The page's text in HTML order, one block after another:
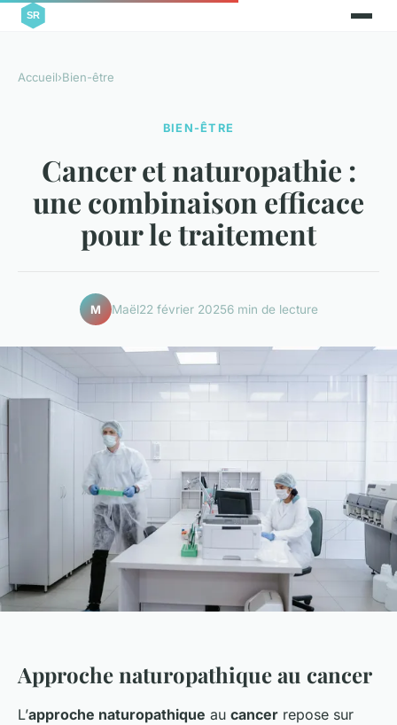
Accueil›Bien-être
BIEN-ÊTRE
Cancer et naturopathie :
une combinaison efficace
pour le traitement
M Maël22 février 20256 min de lecture
Approche naturopathique au cancer
L’approche naturopathique au cancer repose sur